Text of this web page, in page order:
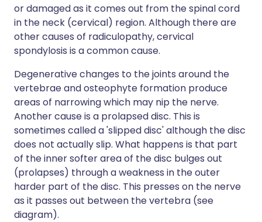
or damaged as it comes out from the spinal cord
in the neck (cervical) region. Although there are
other causes of radiculopathy, cervical
spondylosis is a common cause.
Degenerative changes to the joints around the
vertebrae and osteophyte formation produce
areas of narrowing which may nip the nerve.
Another cause is a prolapsed disc. This is
sometimes called a 'slipped disc' although the disc
does not actually slip. What happens is that part
of the inner softer area of the disc bulges out
(prolapses) through a weakness in the outer
harder part of the disc. This presses on the nerve
as it passes out between the vertebra (see
diagram).